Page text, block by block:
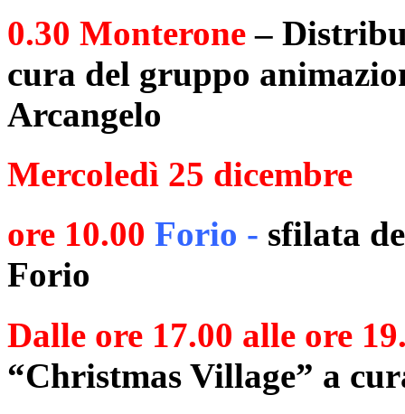
0.30 Monterone –
cura del gruppo
Arcangelo
Mercoledì 25 dicembre
ore 10.00 Forio - sfilata
Forio
Dalle ore 17.00 alle ore
“Christmas Village” a